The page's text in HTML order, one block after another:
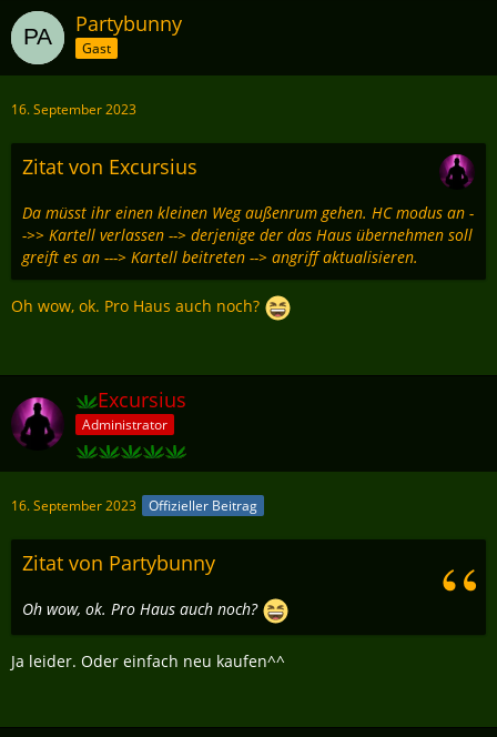
Partybunny
Gast
16. September 2023
Zitat von Excursius
Da müsst ihr einen kleinen Weg außenrum gehen. HC modus an -
->> Kartell verlassen --> derjenige der das Haus übernehmen soll
greift es an ---> Kartell beitreten --> angriff aktualisieren.
Oh wow, ok. Pro Haus auch noch?
Excursius
Administrator
16. September 2023 Offizieller Beitrag
Zitat von Partybunny
Oh wow, ok. Pro Haus auch noch?
Ja leider. Oder einfach neu kaufen^^